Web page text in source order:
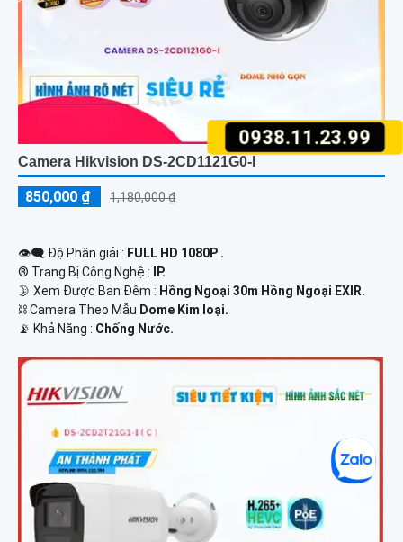
0938.11.23.99
Camera Hikvision DS-2CD1121G0-I
850,000 ₫ 1,180,000 ₫
👁️‍🗨 Độ Phân giải : FULL HD 1080P .
®️ Trang Bị Công Nghệ :
IP.
🌛 Xem Được Ban Đêm : Hồng Ngoại 30m Hồng Ngoại EXIR.
⛓ Camera Theo Mẫu Dome Kim loại.
️📡 Khả Năng : Chống Nước.